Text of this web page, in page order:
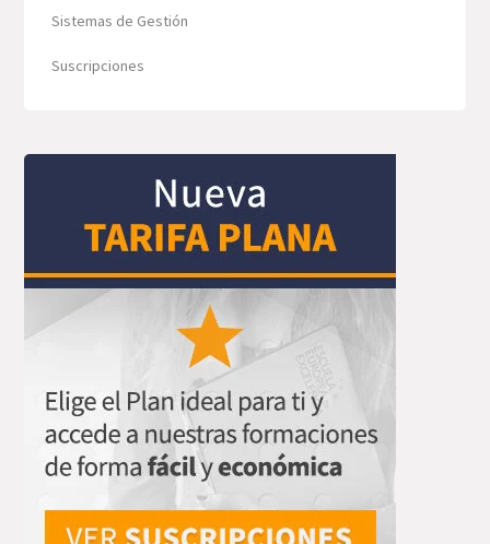
Sistemas de Gestión
Suscripciones